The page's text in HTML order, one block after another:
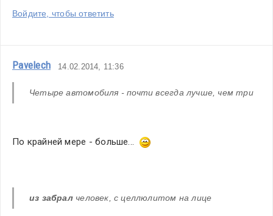
Войдите, чтобы ответить
Pavelech 14.02.2014, 11:36
Четыре автомобиля - почти всегда лучше, чем три
По крайней мере - больше...
из забрал человек, с целлюлитом на лице